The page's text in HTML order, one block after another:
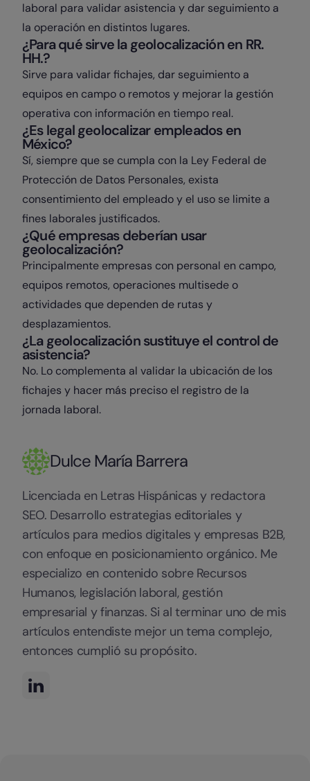
laboral para validar asistencia y dar seguimiento a
la operación en distintos lugares.
¿Para qué sirve la geolocalización en RR.
HH.?
Sirve para validar fichajes, dar seguimiento a
equipos en campo o remotos y mejorar la gestión
operativa con información en tiempo real.
¿Es legal geolocalizar empleados en
México?
Sí, siempre que se cumpla con la Ley Federal de
Protección de Datos Personales, exista
consentimiento del empleado y el uso se limite a
fines laborales justificados.
¿Qué empresas deberían usar
geolocalización?
Principalmente empresas con personal en campo,
equipos remotos, operaciones multisede o
actividades que dependen de rutas y
desplazamientos.
¿La geolocalización sustituye el control de
asistencia?
No. Lo complementa al validar la ubicación de los
fichajes y hacer más preciso el registro de la
jornada laboral.
Dulce María Barrera
Licenciada en Letras Hispánicas y redactora
SEO. Desarrollo estrategias editoriales y
artículos para medios digitales y empresas B2B,
con enfoque en posicionamiento orgánico. Me
especializo en contenido sobre Recursos
Humanos, legislación laboral, gestión
empresarial y finanzas. Si al terminar uno de mis
artículos entendiste mejor un tema complejo,
entonces cumplió su propósito.